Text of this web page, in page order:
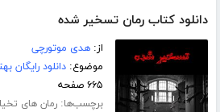
دانلود کتاب رمان تسخیر شده
از:هدی موتورچی
موضوع:دانلود رایگان
۶۶۵ صفحه
برچسب‌ها:رمان های